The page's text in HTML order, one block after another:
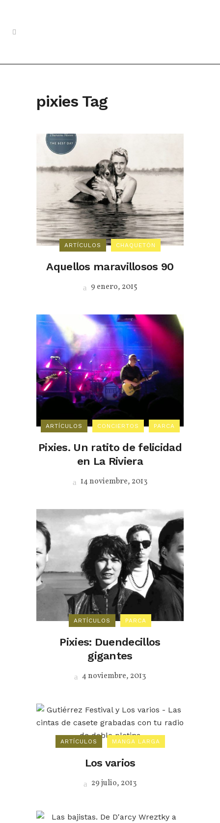
pixies Tag
ARTÍCULOS CHAQUETÓN
Aquellos maravillosos 90
9 enero, 2015
ARTÍCULOS CONCIERTOS PARCA
Pixies. Un ratito de felicidad
en La Riviera
14 noviembre, 2013
ARTÍCULOS PARCA
Pixies: Duendecillos
gigantes
4 noviembre, 2013
ARTÍCULOS MANGA LARGA
Los varios
29 julio, 2013